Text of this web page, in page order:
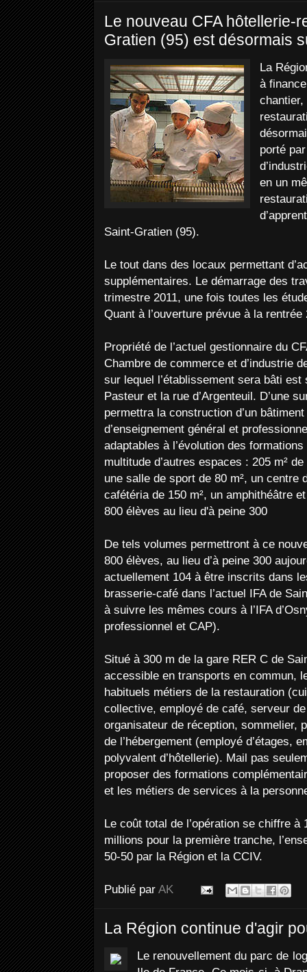
Le nouveau CFA hôtellerie-
Gratien (95) est désormais
La
à
chantier,
porté
en un
Saint-Gratien (95).
Le tout dans des locaux permettant
supplémentaires. Le démarrage des
trimestre 2011, une fois toutes les
Quant à l’ouverture prévue à la rentrée
Propriété de l’actuel gestionnaire du
Chambre de commerce et d’industrie
sur lequel l’établissement sera bâti
Pasteur et la rue d’Argenteuil. D’une
permettra la construction d’un
d’enseignement général et
adaptables à l’évolution des
multitude d’autres espaces : 205 m²
une salle de sport de 80 m², un centre
cafétéria de 150 m², un amphithéâtre
800 élèves au lieu d'à peine 300
De tels volumes permettront à ce
800 élèves, au lieu d’à peine 300
actuellement 104 à être inscrits dans
brasserie-café dans l’actuel IFA de
à suivre les mêmes cours à l’IFA
professionnel et CAP).
Situé à 300 m de la gare RER C de
accessible en transports en commun,
habituels métiers de la restauration
collective, employé de café, serveur
organisateur de réception, sommelier,
de l’hébergement (employé d’étages,
polyvalent d’hôtellerie). Mail pas
proposer des formations
et les métiers de services à la
Le coût total de l’opération se chiffre à
millions pour la première tranche,
50-50 par la Région et la CCIV.
Publié par AK
La Région continue d'agir
Le renouvellement du parc de